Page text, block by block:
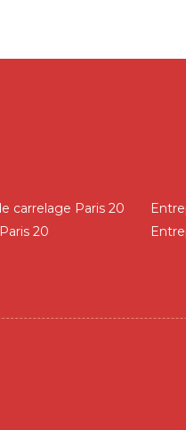
carrelage Paris 20
20